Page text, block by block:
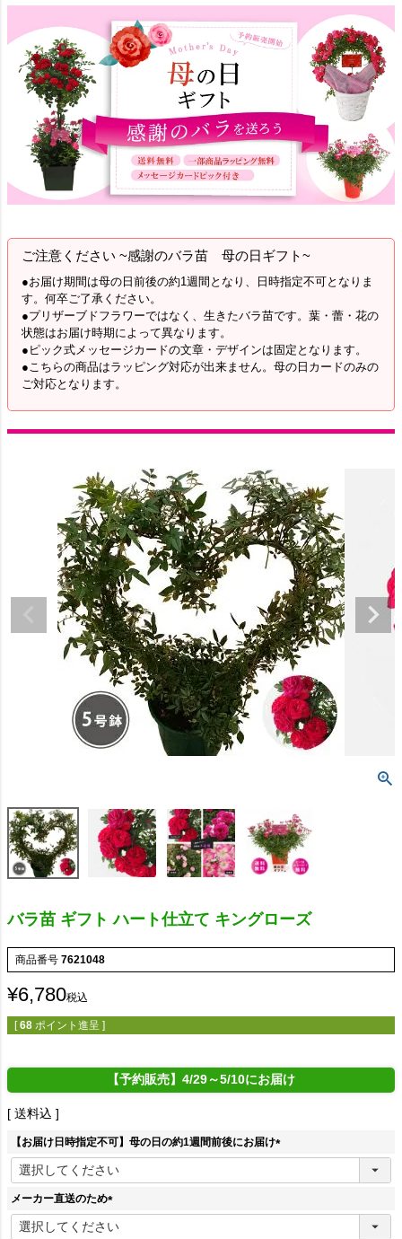
ご注意ください ~感謝のバラ苗 母の日ギフト~
●お届け期間は母の日前後の約1週間となり、日時指定不可となりま
す。何卒ご了承ください。
●プリザーブドフラワーではなく、生きたバラ苗です。葉・蕾・花の
状態はお届け時期によって異なります。
●ピック式メッセージカードの文章・デザインは固定となります。
●こちらの商品はラッピング対応が出来ません。母の日カードのみの
ご対応となります。
バラ苗 ギフト ハート仕立て キングローズ
商品番号 7621048
¥6,780税込
[ 68 ポイント進呈 ]
【予約販売】4/29～5/10にお届け
送料込
【お届け日時指定不可】母の日の約1週間前後にお届け
(
メーカー直送のため
(
必